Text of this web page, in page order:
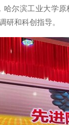
尔滨工业大学
研和科创指导。